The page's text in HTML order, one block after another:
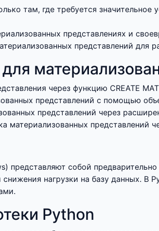
там, где требуется
представлениях и
представлений для
через функцию CREATE
представлений с помощью
представлений через
материализованных представлений
представляют собой
нагрузки на базу данных. В
Python